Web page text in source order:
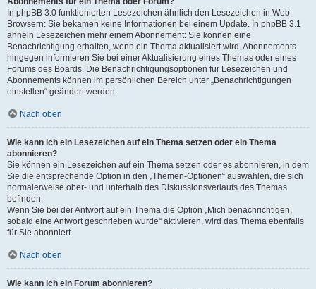
In phpBB 3.0 funktionierten Lesezeichen ähnlich den Lesezeichen in Web-
Browsern: Sie bekamen keine Informationen bei einem Update. In phpBB 3.1
ähneln Lesezeichen mehr einem Abonnement: Sie können eine
Benachrichtigung erhalten, wenn ein Thema aktualisiert wird. Abonnements
hingegen informieren Sie bei einer Aktualisierung eines Themas oder eines
Forums des Boards. Die Benachrichtigungsoptionen für Lesezeichen und
Abonnements können im persönlichen Bereich unter „Benachrichtigungen
einstellen“ geändert werden.
Nach oben
Wie kann ich ein Lesezeichen auf ein Thema setzen oder ein Thema
abonnieren?
Sie können ein Lesezeichen auf ein Thema setzen oder es abonnieren, in dem
Sie die entsprechende Option in den „Themen-Optionen“ auswählen, die sich
normalerweise ober- und unterhalb des Diskussionsverlaufs des Themas
befinden.
Wenn Sie bei der Antwort auf ein Thema die Option „Mich benachrichtigen,
sobald eine Antwort geschrieben wurde“ aktivieren, wird das Thema ebenfalls
für Sie abonniert.
Nach oben
Wie kann ich ein Forum abonnieren?